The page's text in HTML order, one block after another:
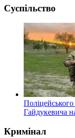
Суспільство
Гайдукевича
Кримінал